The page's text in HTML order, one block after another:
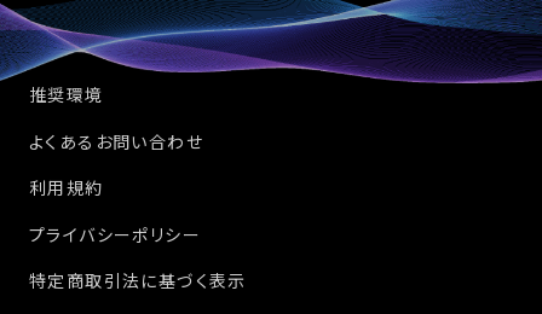
推奨環境
よくあるお問い合わせ
利用規約
プライバシーポリシー
特定商取引法に基づく表示